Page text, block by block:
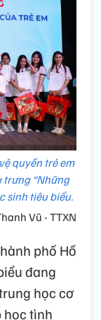
quyền trẻ em
trưng “Những
sinh tiêu biểu.
Vũ - TTXN
phố Hồ
đang
học cơ
học tình